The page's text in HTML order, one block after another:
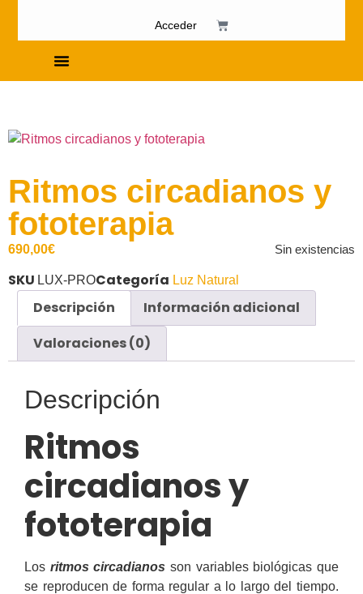
Acceder
Ritmos circadianos y
fototerapia
690,00€ Sin existencias
SKU LUX-PROCategoría Luz Natural
Descripción
Información adicional
Valoraciones (0)
Descripción
Ritmos
circadianos y
fototerapia
Los ritmos circadianos son variables biológicas que
se reproducen de forma regular a lo largo del tiempo.